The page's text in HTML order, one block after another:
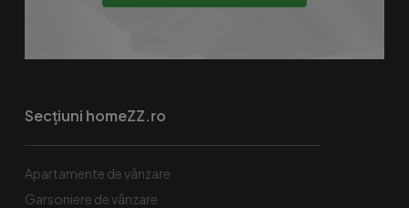
Secțiuni homeZZ.ro
Apartamente de vânzare
Garsoniere de vânzare